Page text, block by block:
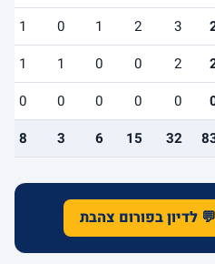
3
2
1
0
1
2
0
0
1
1
0
0
0
0
0
32
15
6
3
8
💬 לדיון בפורום צהבת